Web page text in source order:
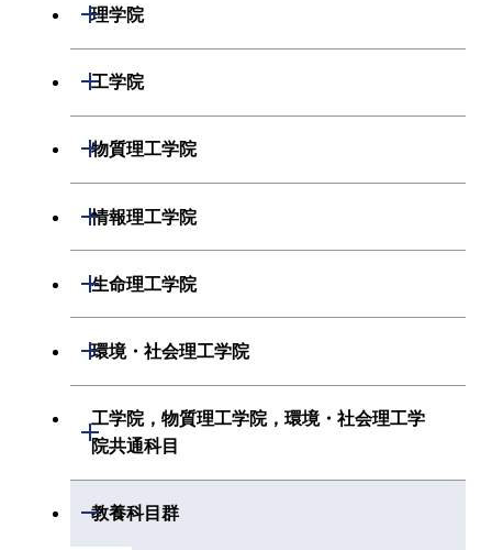
理学院
開閉
化学系
初年次専門科目
創造プロセス科目
共通専門科目
工学院
開閉
機械系
電気電子系
経営工学系
初年次専門科目
創造プロセス科目
物質理工学院
開閉
材料系
初年次専門科目
共通専門科目
情報理工学院
開閉
数理・計算科学系
初年次専門科目
創造プロセス科目
共通専門科目
生命理工学院
開閉
生命理工学系
創造プロセス科目
共通専門科目
環境・社会理工学院
開閉
建築学系
融合理工学系
工学院，物質理工学院，環境・社会理工学
院共通科目
開閉
工学院，物質理工学院，環境・社会
教養科目群
開閉